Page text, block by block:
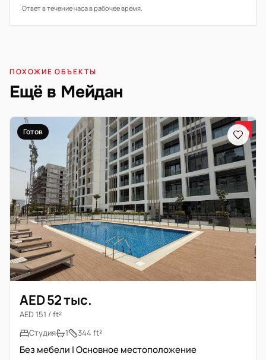
Ответ в течение часа в рабочее время.
ПОХОЖИЕ ОБЪЕКТЫ
Ещё в Мейдан
Готов
AED 52 тыс.
AED 151 / ft²
Студия
1 344 ft²
Без мебели | Основное местоположение